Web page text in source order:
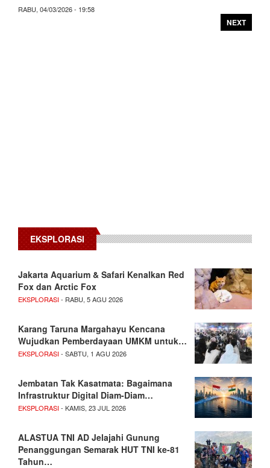
RABU, 04/03/2026 - 19:58
NEXT
EKSPLORASI
Jakarta Aquarium & Safari Kenalkan Red
Fox dan Arctic Fox
EKSPLORASI- RABU, 5 AGU 2026
Karang Taruna Margahayu Kencana
Wujudkan Pemberdayaan UMKM untuk…
EKSPLORASI- SABTU, 1 AGU 2026
Jembatan Tak Kasatmata: Bagaimana
Infrastruktur Digital Diam-Diam…
EKSPLORASI- KAMIS, 23 JUL 2026
ALASTUA TNI AD Jelajahi Gunung
Penanggungan Semarak HUT TNI ke-81
Tahun…